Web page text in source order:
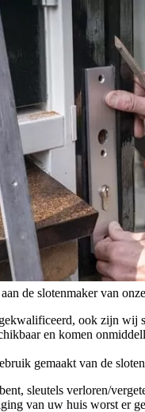
de slotenmaker van
ook zijn wij
en komen
gemaakt van de
sleutels verloren/
van uw huis worst er